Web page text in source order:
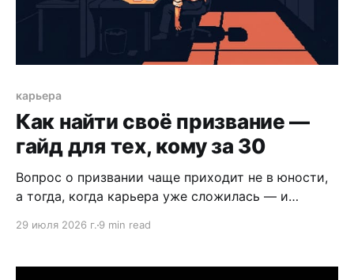
карьера
Как найти своё призвание —
гайд для тех, кому за 30
Вопрос о призвании чаще приходит не в юности,
а тогда, когда карьера уже сложилась — и
29 июля 2026 г. 9 min read